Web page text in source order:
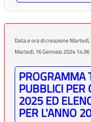
Data e ora di creazione
Martedì, 16 Gennaio 2024 14:36
PROGRAMMA
PUBBLICI
2025 ED
PER L'ANNO